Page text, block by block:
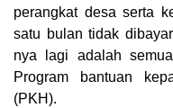
perangkat desa serta
satu bulan tidak
nya lagi adalah
Program bantuan
(PKH).